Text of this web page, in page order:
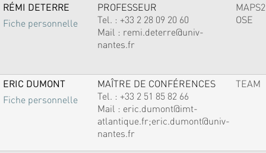
RÉMI DETERRE
Fiche personnelle
PROFESSEUR
Tel. : +33 2 28 09 20 60
Mail : remi.deterre@univ-
nantes.fr
MAPS2
OSE
ERIC DUMONT
Fiche personnelle
MAÎTRE DE CONFÉRENCES
Tel. : +33 2 51 85 82 66
Mail : eric.dumont@imt-
atlantique.fr;eric.dumont@univ-
nantes.fr
TEAM